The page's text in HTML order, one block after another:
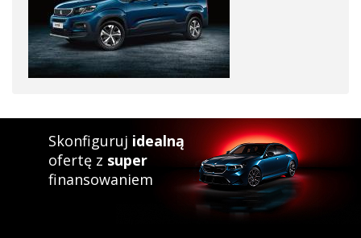
warto więc przyłożyć się do konfiguracji, by nasz Peugeot Rifter
z salonu spełnił nasze oczekiwania.
Co do finalnej ceny, to należy pamiętać, że oferując model
Peugeot Rifter dealer może też mieć własne upusty i promocje,
Warto dodać, że w naszej bazie – Katalog Nowych Aut – mamy
również oferty, dotyczące pozostałych modeli marki Peugeot:
2008, 208, 3008, 308, 408, 5008, 508, Partner, a także oferty
innych producentów.
Skonfiguruj idealną
ofertę z super
finansowaniem